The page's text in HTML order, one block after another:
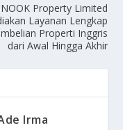
Property Limited
Layanan Lengkap
Properti Inggris
dari Awal Hingga Akhir
Irma